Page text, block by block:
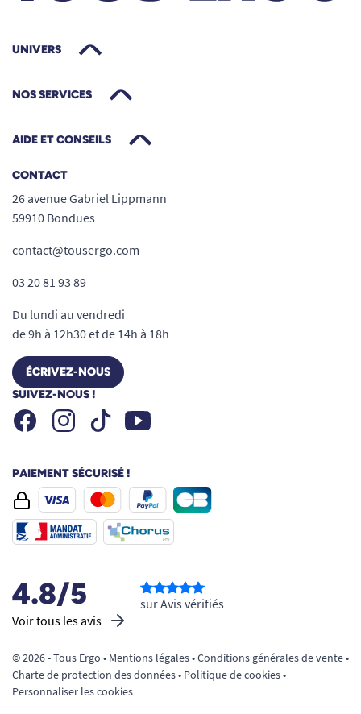
UNIVERS
NOS SERVICES
AIDE ET CONSEILS
CONTACT
26 avenue Gabriel Lippmann
59910 Bondues
contact@tousergo.com
03 20 81 93 89
Du lundi au vendredi
de 9h à 12h30 et de 14h à 18h
ÉCRIVEZ-NOUS
SUIVEZ-NOUS !
FacebookInstagramTiktok Youtube
PAIEMENT SÉCURISÉ !
4.8/5
Voir tous les avis
sur Avis vérifiés
© 2026 - Tous Ergo • Mentions légales•Conditions générales de vente•
Charte de protection des données• Politique de cookies•
Personnaliser les cookies